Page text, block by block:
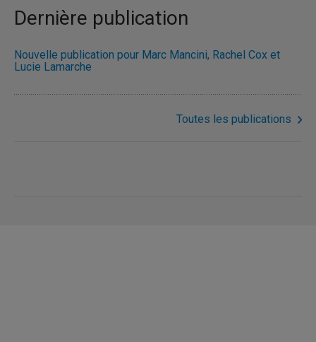
Dernière publication
Nouvelle publication pour Marc Mancini, Rachel Cox et
Lucie Lamarche
Toutes les publications